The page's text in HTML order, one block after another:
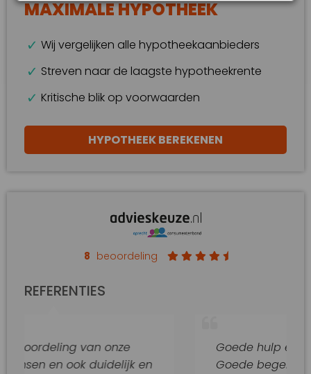
MAXIMALE HYPOTHEEK
Wij vergelijken alle hypotheekaanbieders
Streven naar de laagste hypotheekrente
Kritische blik op voorwaarden
HYPOTHEEK BEREKENEN
8 beoordeling
REFERENTIES
van onze
duidelijk en
Goede hulp en adviezen.
Goede begeleiding van dit